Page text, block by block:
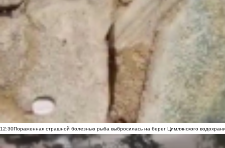
12:30Пораженная страшной болезнью рыба выбросилась на берег Цимлянского